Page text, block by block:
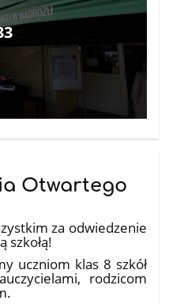
Otwartego
za odwiedzenie
szkołą!
uczniom klas 8 szkół
rodzicom